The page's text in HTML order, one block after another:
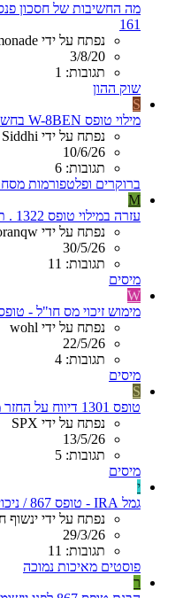
מה החשיבות של חסכון
161
נפתח על ידי Lemonade
3/8/20
תגובות: 1
שוק ההון
S
מילוי טופס W-8BEN בחשבון השקעות ברוקר ישראלי
נפתח על ידי Siddhi
10/6/26
תגובות: 6
ברוקרים ופלטפורמות
M
עזרה במילוי טופס 1322 . תמיד מסתבכת עם זה
נפתח על ידי moranqw
30/5/26
תגובות: 11
מיסים
W
מימוש זיכוי מס חו"ל - טופס
נפתח על ידי wohl
22/5/26
תגובות: 4
מיסים
S
טופס 1301 דיווח על החזר מס משנה שעברה
נפתח על ידי SPX
13/5/26
תגובות: 5
מיסים
י
גמל IRA - טופס 867 / ניכוי מס במקור
נפתח על ידי ינשוף
29/3/26
תגובות: 11
פוסטים מאיכות נמוכה
ר